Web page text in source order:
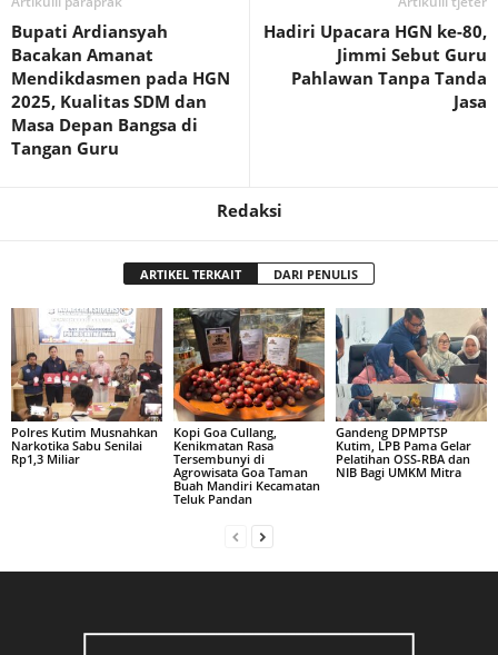
Bupati Ardiansyah
Bacakan Amanat
Mendikdasmen pada HGN
2025, Kualitas SDM dan
Masa Depan Bangsa di
Tangan Guru
Hadiri Upacara HGN ke-80,
Jimmi Sebut Guru
Pahlawan Tanpa Tanda
Jasa
Redaksi
ARTIKEL TERKAIT DARI PENULIS
Polres Kutim Musnahkan
Narkotika Sabu Senilai
Rp1,3 Miliar
Kopi Goa Cullang,
Kenikmatan Rasa
Tersembunyi di
Agrowisata Goa Taman
Buah Mandiri Kecamatan
Teluk Pandan
Gandeng DPMPTSP
Kutim, LPB Pama Gelar
Pelatihan OSS-RBA dan
NIB Bagi UMKM Mitra